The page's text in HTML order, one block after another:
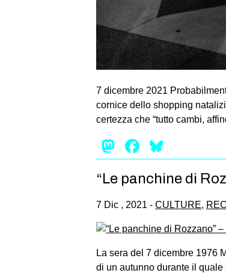
7 dicembre 2021
cornice dello shopping
certezza che “tutto cambi,
Mastodon
Facebook
“Le panchine di
7 Dic , 2021 - CULTURE,
La sera del 7 dicembre 1976
di un autunno durante il